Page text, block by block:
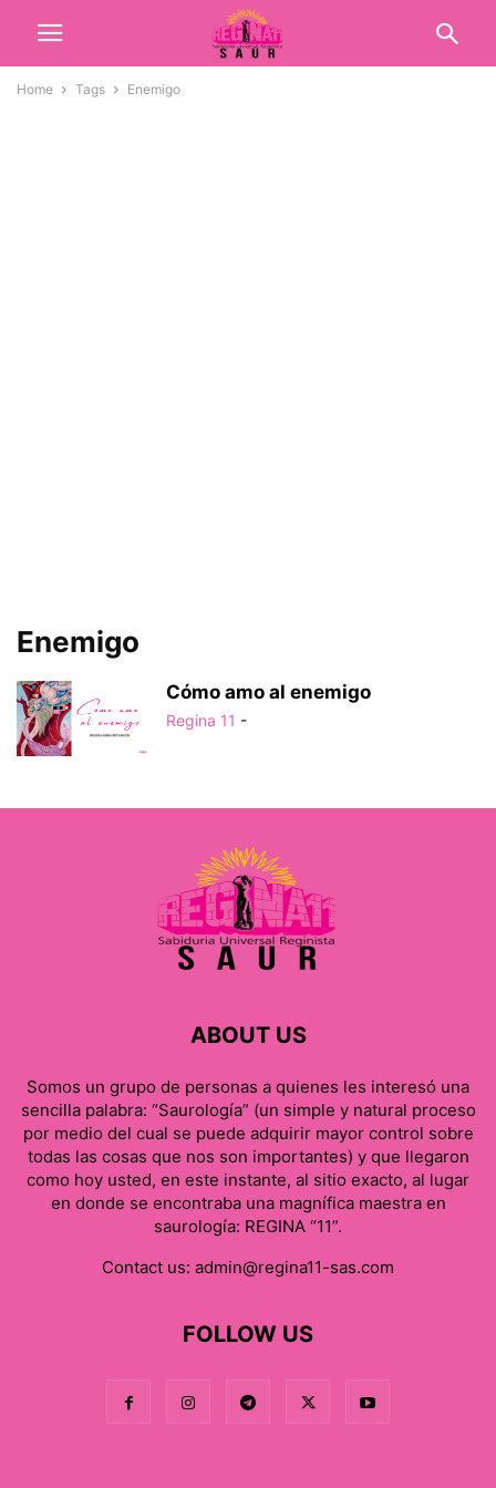
Home Tags Enemigo
Enemigo
Cómo amo al enemigo
Regina 11 -
ABOUT US
Somos un grupo de personas a quienes les interesó una
sencilla palabra: “Saurología” (un simple y natural proceso
por medio del cual se puede adquirir mayor control sobre
todas las cosas que nos son importantes) y que llegaron
como hoy usted, en este instante, al sitio exacto, al lugar
en donde se encontraba una magnífica maestra en
saurología: REGINA “11”.
Contact us: admin@regina11-sas.com
FOLLOW US